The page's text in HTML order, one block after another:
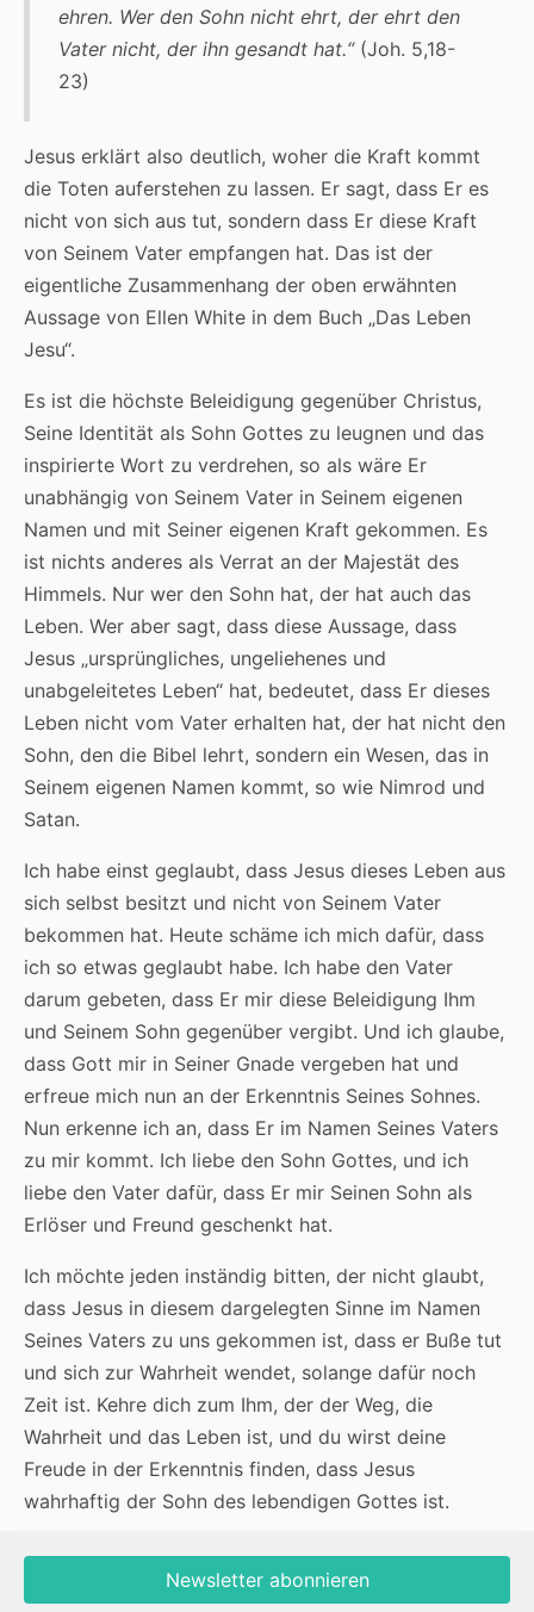
ehren. Wer den Sohn nicht ehrt, der ehrt den
Vater nicht, der ihn gesandt hat.“ (Joh. 5,18-
23)
Jesus erklärt also deutlich, woher die Kraft kommt
die Toten auferstehen zu lassen. Er sagt, dass Er es
nicht von sich aus tut, sondern dass Er diese Kraft
von Seinem Vater empfangen hat. Das ist der
eigentliche Zusammenhang der oben erwähnten
Aussage von Ellen White in dem Buch „Das Leben
Jesu“.
Es ist die höchste Beleidigung gegenüber Christus,
Seine Identität als Sohn Gottes zu leugnen und das
inspirierte Wort zu verdrehen, so als wäre Er
unabhängig von Seinem Vater in Seinem eigenen
Namen und mit Seiner eigenen Kraft gekommen. Es
ist nichts anderes als Verrat an der Majestät des
Himmels. Nur wer den Sohn hat, der hat auch das
Leben. Wer aber sagt, dass diese Aussage, dass
Jesus „ursprüngliches, ungeliehenes und
unabgeleitetes Leben“ hat, bedeutet, dass Er dieses
Leben nicht vom Vater erhalten hat, der hat nicht den
Sohn, den die Bibel lehrt, sondern ein Wesen, das in
Seinem eigenen Namen kommt, so wie Nimrod und
Satan.
Ich habe einst geglaubt, dass Jesus dieses Leben aus
sich selbst besitzt und nicht von Seinem Vater
bekommen hat. Heute schäme ich mich dafür, dass
ich so etwas geglaubt habe. Ich habe den Vater
darum gebeten, dass Er mir diese Beleidigung Ihm
und Seinem Sohn gegenüber vergibt. Und ich glaube,
dass Gott mir in Seiner Gnade vergeben hat und
erfreue mich nun an der Erkenntnis Seines Sohnes.
Nun erkenne ich an, dass Er im Namen Seines Vaters
zu mir kommt. Ich liebe den Sohn Gottes, und ich
liebe den Vater dafür, dass Er mir Seinen Sohn als
Erlöser und Freund geschenkt hat.
Ich möchte jeden inständig bitten, der nicht glaubt,
dass Jesus in diesem dargelegten Sinne im Namen
Seines Vaters zu uns gekommen ist, dass er Buße tut
und sich zur Wahrheit wendet, solange dafür noch
Zeit ist. Kehre dich zum Ihm, der der Weg, die
Wahrheit und das Leben ist, und du wirst deine
Freude in der Erkenntnis finden, dass Jesus
wahrhaftig der Sohn des lebendigen Gottes ist.
Newsletter abonnieren